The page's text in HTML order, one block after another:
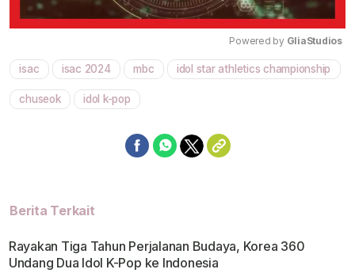
Mute
Powered by GliaStudios
isac isac 2024 mbc idol star athletics championship
chuseok idol k-pop
Berita Terkait
Rayakan Tiga Tahun Perjalanan Budaya, Korea 360
Undang Dua Idol K-Pop ke Indonesia